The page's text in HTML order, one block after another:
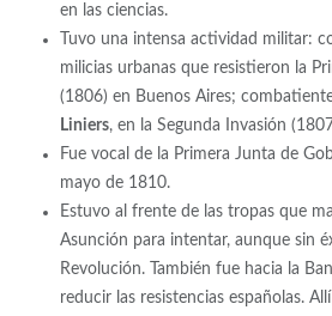
en las ciencias.
Tuvo una intensa actividad militar:
milicias urbanas que resistieron la
(1806) en Buenos Aires;
Liniers, en la Segunda Invasión
Fue vocal de la Primera Junta de
mayo de 1810.
Estuvo al frente de las tropas que
Asunción para intentar, aunque sin
Revolución. También fue hacia la
reducir las resistencias españolas.